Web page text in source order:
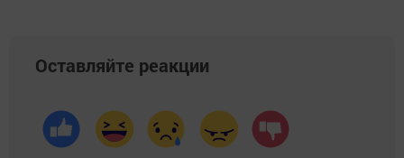
Оставляйте реакции